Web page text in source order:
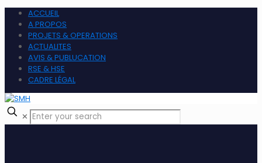
ACCUEIL
A PROPOS
PROJETS & OPERATIONS
ACTUALITES
AVIS & PUBLUCATION
RSE & HSE
CADRE LÉGAL
✕